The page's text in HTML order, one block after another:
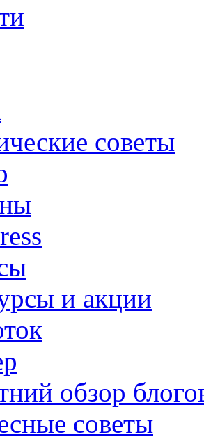
советы
и акции
обзор
советы